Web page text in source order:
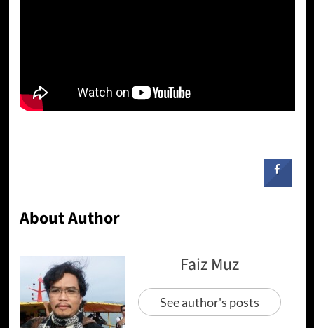
About Author
Faiz Muz
See author's posts